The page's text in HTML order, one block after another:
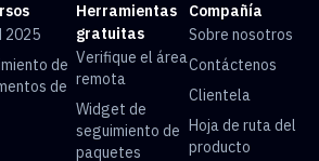
2025
de
de
Herramientas
gratuitas
Verifique el área
remota
Widget de
seguimiento de
paquetes
Compañía
Sobre nosotros
Contáctenos
Clientela
Hoja de ruta del
producto